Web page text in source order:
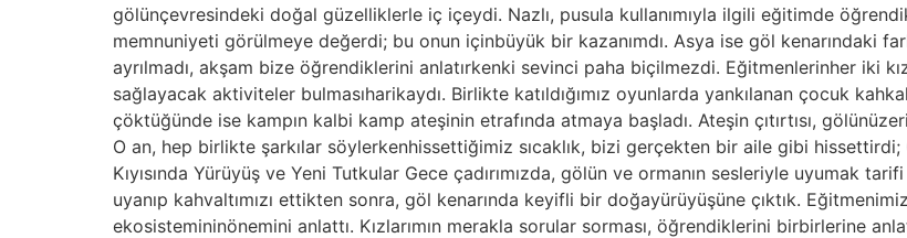
gölünçevresindeki doğal güzelliklerle iç içeydi. Nazlı, pusula kullanımıyla ilgili eğitimde
memnuniyeti görülmeye değerdi; bu onun içinbüyük bir kazanımdı. Asya ise göl kenarındaki
ayrılmadı, akşam bize öğrendiklerini anlatırkenki sevinci paha biçilmezdi. Eğitmenlerinher iki
sağlayacak aktiviteler bulmasıharikaydı. Birlikte katıldığımız oyunlarda yankılanan çocuk
çöktüğünde ise kampın kalbi kamp ateşinin etrafında atmaya başladı. Ateşin çıtırtısı,
O an, hep birlikte şarkılar söylerkenhissettiğimiz sıcaklık, bizi gerçekten bir aile gibi
Kıyısında Yürüyüş ve Yeni Tutkular Gece çadırımızda, gölün ve ormanın sesleriyle uyumak
uyanıp kahvaltımızı ettikten sonra, göl kenarında keyifli bir doğayürüyüşüne çıktık.
ekosistemininönemini anlattı. Kızlarımın merakla sorular sorması, öğrendiklerini birbirlerine